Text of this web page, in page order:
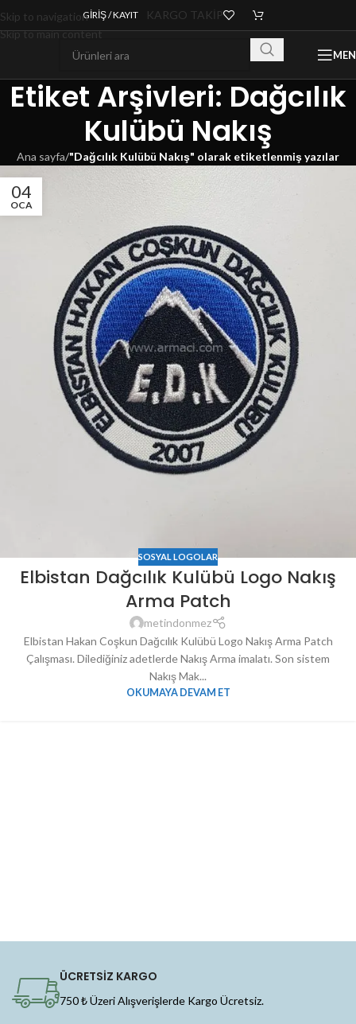
Skip to navigation
Skip to main content
GIRIŞ / KAYIT KARGO TAKİP
Etiket Arşivleri: Dağcılık
Kulübü Nakış
Ana sayfa/"Dağcılık Kulübü Nakış" olarak etiketlenmiş yazılar
04
OCA
SOSYAL LOGOLAR
Elbistan Dağcılık Kulübü Logo Nakış
Arma Patch
metindonmez
Elbistan Hakan Coşkun Dağcılık Kulübü Logo Nakış Arma Patch
Çalışması. Dilediğiniz adetlerde Nakış Arma imalatı. Son sistem
Nakış Mak...
OKUMAYA DEVAM ET
ÜCRETSİZ KARGO
750 ₺ Üzeri Alışverişlerde Kargo Ücretsiz.